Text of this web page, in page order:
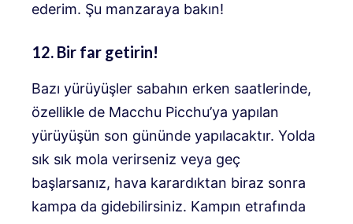
ederim. Şu manzaraya bakın!
12. Bir far getirin!
Bazı yürüyüşler sabahın erken saatlerinde,
özellikle de Macchu Picchu’ya yapılan
yürüyüşün son gününde yapılacaktır. Yolda
sık sık mola verirseniz veya geç
başlarsanız, hava karardıktan biraz sonra
kampa da gidebilirsiniz. Kampın etrafında